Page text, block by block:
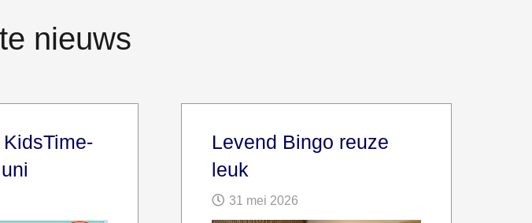
nieuws
Levend Bingo reuze
leuk
31 mei 2026